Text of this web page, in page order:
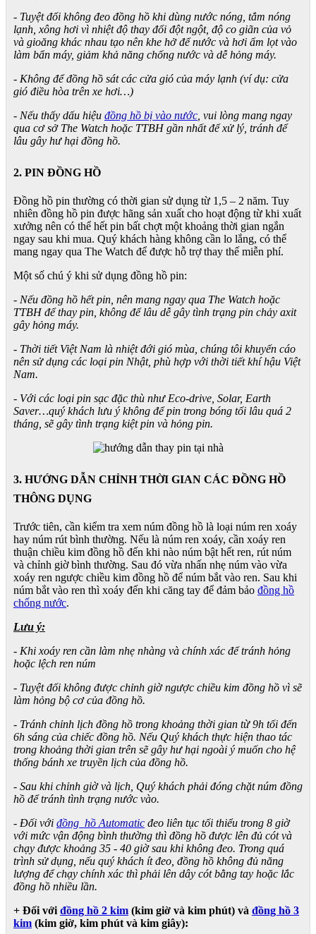
- Tuyệt đối không đeo đồng hồ khi dùng nước nóng, tắm nóng
lạnh, xông hơi vì nhiệt độ thay đổi đột ngột, độ co giãn của vỏ
và gioăng khác nhau tạo nên khe hở để nước và hơi ẩm lọt vào
làm bẩn máy, giảm khả năng chống nước và dễ hỏng máy.
- Không để đồng hồ sát các cửa gió của máy lạnh (ví dụ: cửa
gió điều hòa trên xe hơi…)
- Nếu thấy dấu hiệu đồng hồ bị vào nước , vui lòng mang ngay
qua cơ sở The Watch hoặc TTBH gần nhất để xử lý, tránh để
lâu gây hư hại đồng hồ.
2. PIN ĐỒNG HỒ
Đồng hồ pin thường có thời gian sử dụng từ 1,5 – 2 năm. Tuy
nhiên đồng hồ pin được hãng sản xuất cho hoạt động từ khi xuất
xưởng nên có thể hết pin bất chợt một khoảng thời gian ngắn
ngay sau khi mua. Quý khách hàng không cần lo lắng, có thể
mang ngay qua The Watch để được hỗ trợ thay thế miễn phí.
Một số chú ý khi sử dụng đồng hồ pin:
- Nếu đồng hồ hết pin, nên mang ngay qua The Watch hoặc
TTBH để thay pin, không để lâu dễ gây tình trạng pin chảy axit
gây hỏng máy.
- Thời tiết Việt Nam là nhiệt đới gió mùa, chúng tôi khuyến cáo
nên sử dụng các loại pin Nhật, phù hợp với thời tiết khí hậu Việt
Nam.
- Với các loại pin sạc đặc thù như Eco-drive, Solar, Earth
Saver…quý khách lưu ý không để pin trong bóng tối lâu quá 2
tháng, sẽ gây tình trạng kiệt pin và hỏng pin.
3. HƯỚNG DẪN CHỈNH THỜI GIAN CÁC ĐỒNG HỒ
THÔNG DỤNG
Trước tiên, cần kiểm tra xem núm đồng hồ là loại núm ren xoáy
hay núm rút bình thường. Nếu là núm ren xoáy, cần xoáy ren
thuận chiều kim đồng hồ đến khi nào núm bật hết ren, rút núm
và chỉnh giờ bình thường. Sau đó vừa nhấn nhẹ núm vào vừa
xoáy ren ngược chiều kim đồng hồ để núm bắt vào ren. Sau khi
núm bắt vào ren thì xoáy đến khi căng tay để đảm bảo đồng hồ
chống nước.
Lưu ý:
- Khi xoáy ren cần làm nhẹ nhàng và chính xác để tránh hỏng
hoặc lệch ren núm
- Tuyệt đối không được chỉnh giờ ngược chiều kim đồng hồ vì sẽ
làm hỏng bộ cơ của đồng hồ.
- Tránh chỉnh lịch đồng hồ trong khoảng thời gian từ 9h tối đến
6h sáng của chiếc đồng hồ. Nếu Quý khách thực hiện thao tác
trong khoảng thời gian trên sẽ gây hư hại ngoài ý muốn cho hệ
thống bánh xe truyền lịch của đồng hồ.
- Sau khi chỉnh giờ và lịch, Quý khách phải đóng chặt núm đồng
hồ để tránh tình trạng nước vào.
- Đối với đồng hồ Automatic đeo liên tục tối thiểu trong 8 giờ
với mức vận động bình thường thì đồng hồ được lên đủ cót và
chạy được khoảng 35 - 40 giờ sau khi không đeo. Trong quá
trình sử dụng, nếu quý khách ít đeo, đồng hồ không đủ năng
lượng để chạy chính xác thì phải lên dây cót bằng tay hoặc lắc
đồng hồ nhiều lần.
+ Đối với đồng hồ 2 kim (kim giờ và kim phút) và đồng hồ 3
kim (kim giờ, kim phút và kim giây):